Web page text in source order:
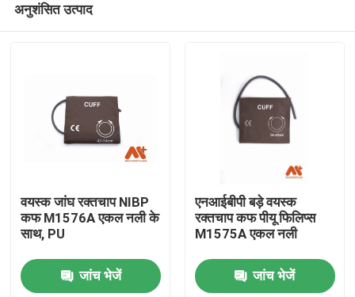
अनुशंसित उत्पाद
वयस्क जांघ रक्तचाप NIBP
कफ M1576A एकल नली के
साथ, PU
जांच भेजें
एनआईबीपी बड़े वयस्क
रक्तचाप कफ पीयू फिलिप्स
M1575A एकल नली
जांच भेजें